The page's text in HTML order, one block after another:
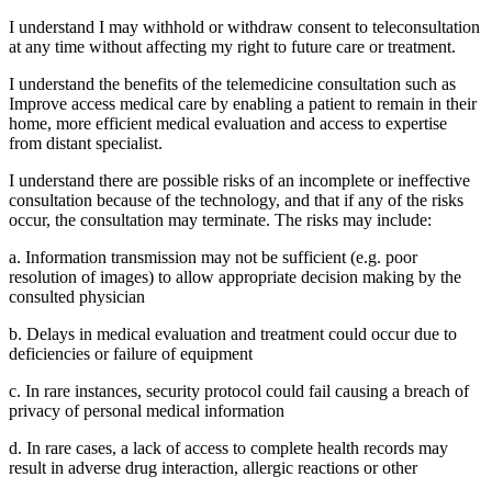
I understand I may withhold or withdraw consent to teleconsultation
at any time without affecting my right to future care or treatment.
I understand the benefits of the telemedicine consultation such as
Improve access medical care by enabling a patient to remain in their
home, more efficient medical evaluation and access to expertise
from distant specialist.
I understand there are possible risks of an incomplete or ineffective
consultation because of the technology, and that if any of the risks
occur, the consultation may terminate. The risks may include:
a. Information transmission may not be sufficient (e.g. poor
resolution of images) to allow appropriate decision making by the
consulted physician
b. Delays in medical evaluation and treatment could occur due to
deficiencies or failure of equipment
c. In rare instances, security protocol could fail causing a breach of
privacy of personal medical information
d. In rare cases, a lack of access to complete health records may
result in adverse drug interaction, allergic reactions or other